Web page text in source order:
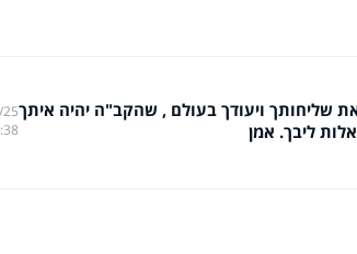
שליחותך ויעודך בעולם , שהקב"ה יהיה איתך
ליבך. אמן